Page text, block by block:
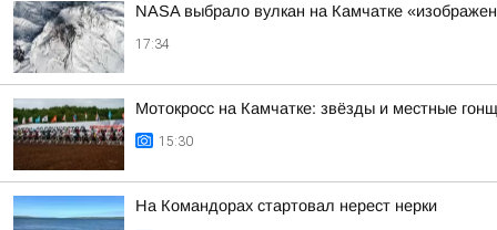
NASA выбрало вулкан на Камчатке
17:34
Мотокросс на Камчатке: звёзды и местные
15:30
На Командорах стартовал нерест нерки